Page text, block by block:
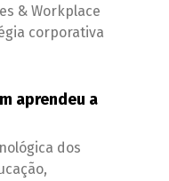
& Workplace
corporativa
aprendeu a
dos